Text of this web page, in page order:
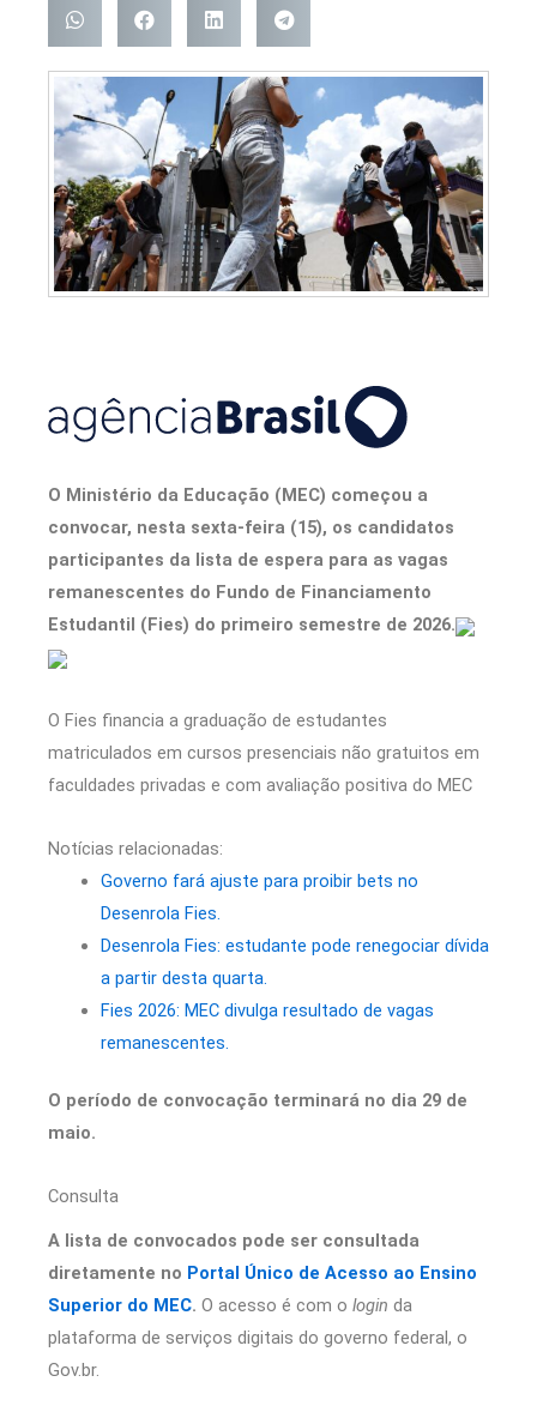
O Ministério da Educação (MEC) começou a
convocar, nesta sexta-feira (15), os candidatos
participantes da lista de espera para as vagas
remanescentes do Fundo de Financiamento
Estudantil (Fies) do primeiro semestre de 2026.
O Fies financia a graduação de estudantes
matriculados em cursos presenciais não gratuitos em
faculdades privadas e com avaliação positiva do MEC
Notícias relacionadas:
Governo fará ajuste para proibir bets no
Desenrola Fies.
Desenrola Fies: estudante pode renegociar dívida
a partir desta quarta.
Fies 2026: MEC divulga resultado de vagas
remanescentes.
O período de convocação terminará no dia 29 de
maio.
Consulta
A lista de convocados pode ser consultada
diretamente no Portal Único de Acesso ao Ensino
Superior do MEC. O acesso é com o login da
plataforma de serviços digitais do governo federal, o
Gov.br.